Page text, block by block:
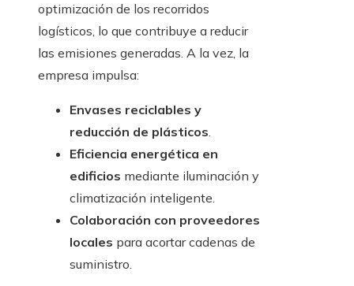
optimización de los recorridos
logísticos, lo que contribuye a reducir
las emisiones generadas. A la vez, la
empresa impulsa:
Envases reciclables y
reducción de plásticos.
Eficiencia energética en
edificios mediante iluminación y
climatización inteligente.
Colaboración con proveedores
locales para acortar cadenas de
suministro.